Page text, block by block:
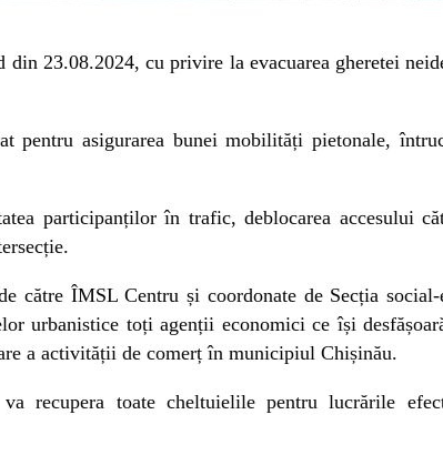
23.08.2024, cu privire la evacuarea gheretei
asigurarea bunei mobilități pietonale,
participanților în trafic, deblocarea accesului
către ÎMSL Centru și coordonate de Secția
urbanistice toți agenții economici ce își
a activității de comerț în municipiul Chișinău.
recupera toate cheltuielile pentru lucrările